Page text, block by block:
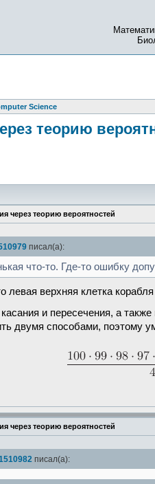
Science
теорию
через теорию вероятностей
писал(а):
что-то. Где-то ошибку
левая верхняя клетка
и пересечения, а
двумя способами, поэтому
через теорию вероятностей
писал(а):